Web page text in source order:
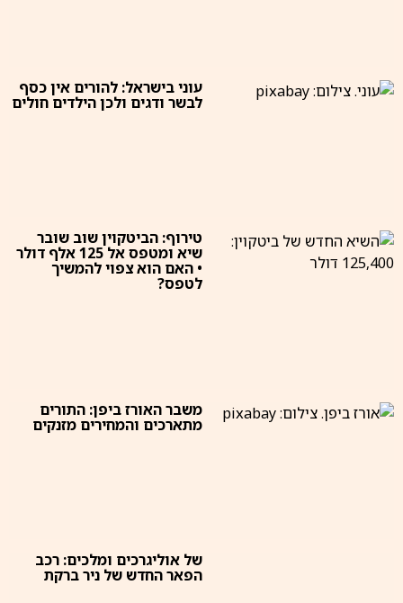
עוני בישראל: להורים אין כסף
לבשר ודגים ולכן הילדים חולים
טירוף: הביטקוין שוב שובר
שיא ומטפס אל 125 אלף דולר
• האם הוא צפוי להמשיך
לטפס?
משבר האורז ביפן: התורים
מתארכים והמחירים מזנקים
של אוליגרכים ומלכים: רכב
הפאר החדש של ניר ברקת